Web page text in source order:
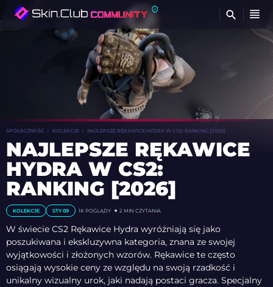
SPOŁECZNOŚĆ KOLEKCJE NAJLEPSZE RĘKAWICE HYDRA W CS2: RANKING [2026]
NAJLEPSZE RĘKAWICE
HYDRA W CS2:
RANKING [2026]
KOLEKCJE STY 09 1K POGLĄDY 2 MIN CZYTANIA
W świecie CS2 Rękawice Hydra wyróżniają się jako
poszukiwana i ekskluzywna kategoria, znana ze swojej
wyjątkowości i złożonych wzorów. Rękawice te często
osiągają wysokie ceny ze względu na swoją rzadkość i
unikalny wizualny urok, jaki nadają postaci gracza. Specjalny